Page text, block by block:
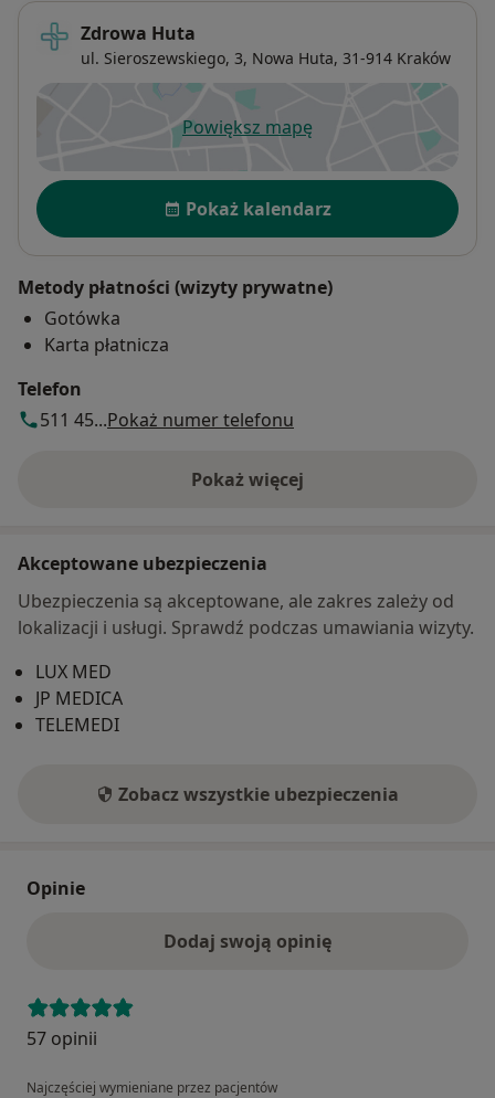
Zdrowa Huta
ul. Sieroszewskiego, 3, Nowa Huta, 31-914 Kraków
Powiększ mapęotwiera się w nowej karcie
Dostępność
Pokaż kalendarz
Metody płatności (wizyty prywatne)
Gotówka
Karta płatnicza
Telefon
511 45...Pokaż numer telefonu
Pokaż więcej
o adresie
Akceptowane ubezpieczenia
Ubezpieczenia są akceptowane, ale zakres zależy od
lokalizacji i usługi. Sprawdź podczas umawiania wizyty.
LUX MED
JP MEDICA
TELEMEDI
Zobacz wszystkie ubezpieczenia
Opinie
Dodaj swoją opinię
57 opinii
Najczęściej wymieniane przez pacjentów